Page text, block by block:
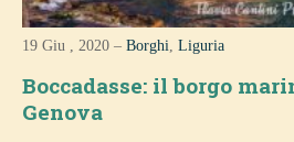
19 Giu , 2020 –Borghi ,Liguria
Boccadasse: il borgo
Genova